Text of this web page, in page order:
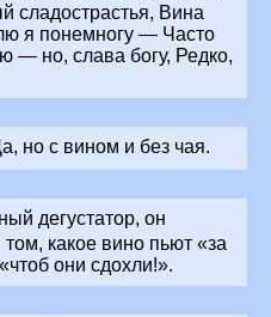
сладострастья, Вина
я понемногу — Часто
— но, слава богу, Редко,
но с вином и без чая.
дегустатор, он
какое вино пьют «за
они сдохли!».